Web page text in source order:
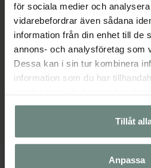
för sociala medier och
vidarebefordrar även sådana
information från din enhet till de
annons- och analysföretag som
Dessa kan i sin tur kombinera
information som du har
närsomhelst ändra ditt
Tillåt
Anpassa